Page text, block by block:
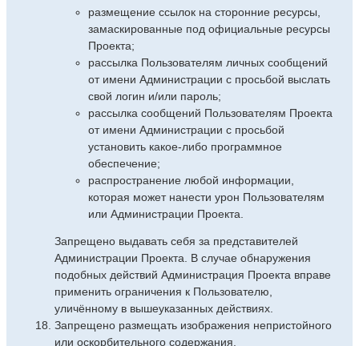
размещение ссылок на сторонние ресурсы,
замаскированные под официальные ресурсы
Проекта;
рассылка Пользователям личных сообщений
от имени Администрации с просьбой выслать
свой логин и/или пароль;
рассылка сообщений Пользователям Проекта
от имени Администрации с просьбой
установить какое-либо программное
обеспечение;
распространение любой информации,
которая может нанести урон Пользователям
или Администрации Проекта.
Запрещено выдавать себя за представителей
Администрации Проекта. В случае обнаружения
подобных действий Администрация Проекта вправе
применить ограничения к Пользователю,
уличённому в вышеуказанных действиях.
Запрещено размещать изображения непристойного
или оскорбительного содержания.